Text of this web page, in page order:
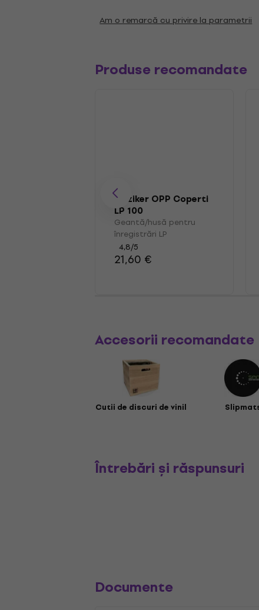
Am o remarcă cu privire la parametrii
Produse recomandate
Muziker OPP Coperti
LP 100
Geantă/husă pentru
înregistrări LP
4,8/5
21,60 €
Accesorii recomandate
Cutii de discuri de vinil
Întrebări și răspunsuri
Documente